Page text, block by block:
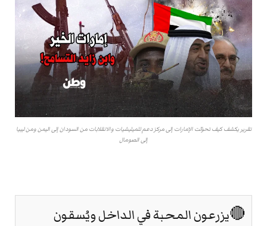
تقرير يكشف كيف تحوّلت الإمارات إلى مركز دعم للميليشيات والانقلابات من السودان إلى اليمن ومن ليبيا
إلى الصومال
🔴يزرعون المحبة في الداخل ويُسقون